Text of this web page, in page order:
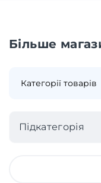
Більше
Підкатегорія